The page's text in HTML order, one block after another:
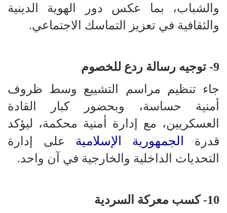
والشباب، بما عكس دور الهوية الدينية
والثقافية في تعزيز التماسك الاجتماعي.
9- توجيه رسالة ردع للخصوم
جاء تنظيم مراسم التشييع وسط ظروف
أمنية حساسة، وبحضور كبار القادة
العسكريين، مع إدارة أمنية محكمة، ليؤكد
قدرة الجمهورية الإسلامية على إدارة
التحديات الداخلية والخارجية في آن واحد.
10- كسب معركة السردية